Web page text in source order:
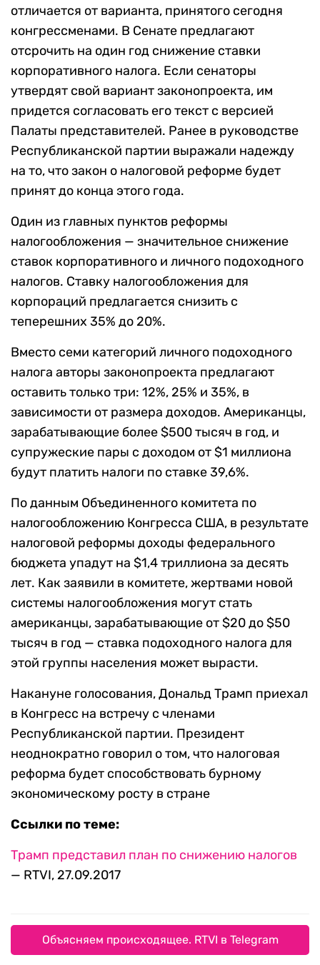
отличается от варианта, принятого сегодня
конгрессменами. В Сенате предлагают
отсрочить на один год снижение ставки
корпоративного налога. Если сенаторы
утвердят свой вариант законопроекта, им
придется согласовать его текст с версией
Палаты представителей. Ранее в руководстве
Республиканской партии выражали надежду
на то, что закон о налоговой реформе будет
принят до конца этого года.
Один из главных пунктов реформы
налогообложения — значительное снижение
ставок корпоративного и личного подоходного
налогов. Ставку налогообложения для
корпораций предлагается снизить с
теперешних 35% до 20%.
Вместо семи категорий личного подоходного
налога авторы законопроекта предлагают
оставить только три: 12%, 25% и 35%, в
зависимости от размера доходов. Американцы,
зарабатывающие более $500 тысяч в год, и
супружеские пары с доходом от $1 миллиона
будут платить налоги по ставке 39,6%.
По данным Объединенного комитета по
налогообложению Конгресса США, в результате
налоговой реформы доходы федерального
бюджета упадут на $1,4 триллиона за десять
лет. Как заявили в комитете, жертвами новой
системы налогообложения могут стать
американцы, зарабатывающие от $20 до $50
тысяч в год — ставка подоходного налога для
этой группы населения может вырасти.
Накануне голосования, Дональд Трамп приехал
в Конгресс на встречу с членами
Республиканской партии. Президент
неоднократно говорил о том, что налоговая
реформа будет способствовать бурному
экономическому росту в стране
Ссылки по теме:
Трамп представил план по снижению налогов
— RTVI, 27.09.2017
Объясняем происходящее. RTVI в Telegram